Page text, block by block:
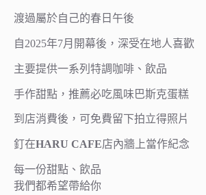
渡過屬於自己的春日午後
自2025年7月開幕後，深受在地人喜歡
主要提供一系列特調咖啡、飲品
手作甜點，推薦必吃風味巴斯克蛋糕
到店消費後，可免費留下拍立得照片
釘在HARU CAFE店內牆上當作紀念
每一份甜點、飲品
我們都希望帶給你